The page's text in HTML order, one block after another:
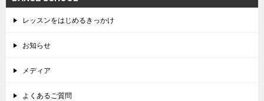
レッスンをはじめるきっかけ
お知らせ
メディア
よくあるご質問